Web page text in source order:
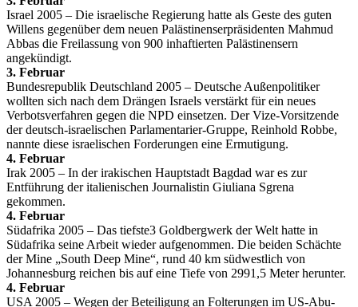
Israel 2005 – Die israelische Regierung hatte als Geste des guten
Willens gegenüber dem neuen Palästinenserpräsidenten Mahmud
Abbas die Freilassung von 900 inhaftierten Palästinensern
angekündigt.
3. Februar
Bundesrepublik Deutschland 2005 – Deutsche Außenpolitiker
wollten sich nach dem Drängen Israels verstärkt für ein neues
Verbotsverfahren gegen die NPD einsetzen. Der Vize-Vorsitzende
der deutsch-israelischen Parlamentarier-Gruppe, Reinhold Robbe,
nannte diese israelischen Forderungen eine Ermutigung.
4. Februar
Irak 2005 – In der irakischen Hauptstadt Bagdad war es zur
Entführung der italienischen Journalistin Giuliana Sgrena
gekommen.
4. Februar
Südafrika 2005 – Das tiefste3 Goldbergwerk der Welt hatte in
Südafrika seine Arbeit wieder aufgenommen. Die beiden Schächte
der Mine „South Deep Mine“, rund 40 km südwestlich von
Johannesburg reichen bis auf eine Tiefe von 2991,5 Meter herunter.
4. Februar
USA 2005 – Wegen der Beteiligung an Folterungen im US-Abu-